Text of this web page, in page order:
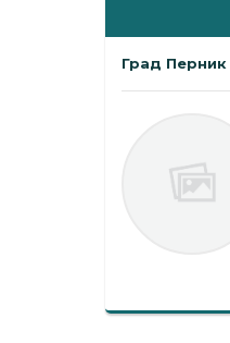
Град Перник